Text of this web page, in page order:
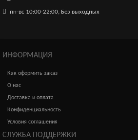
пн-вс 10:00-22:00, Без выходных
ИНФОРМАЦИЯ
Как оформить заказ
О нас
Доставка и оплата
Конфиденциальность
Условия соглашения
СЛУЖБА ПОДДЕРЖКИ